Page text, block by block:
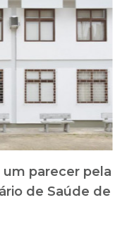
um parecer pela
de Saúde de